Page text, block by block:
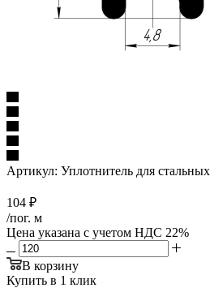
Артикул: Уплотнитель для
104 ₽
/пог. м
Цена указана с учетом НДС 22%
В корзину
Купить в 1 клик